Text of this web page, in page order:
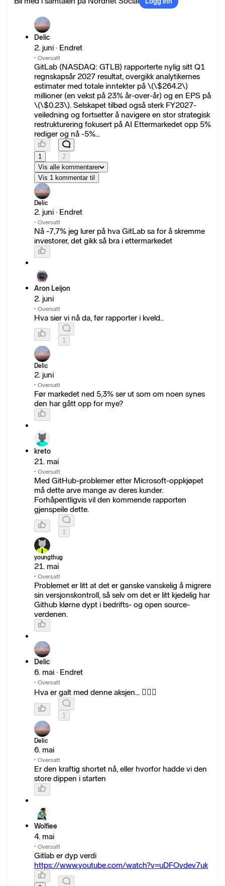
Delic
2. juni · Endret
· Oversatt
GitLab (NASDAQ: GTLB) rapporterte nylig sitt Q1
regnskapsår 2027 resultat, overgikk analytikernes
estimater med totale inntekter på \(\$264.2\)
millioner (en vekst på 23% år-over-år) og en EPS på
\(\$0.23\). Selskapet tilbød også sterk FY2027-
veiledning og fortsetter å navigere en stor strategisk
restrukturering fokusert på AI Ettermarkedet opp 5%
rediger og nå -5%...
1
2
Vis alle kommentarer
Vis 1 kommentar til
Delic
2. juni · Endret
· Oversatt
Nå -7,7% jeg lurer på hva GitLab sa for å skremme
investorer, det gikk så bra i ettermarkedet
Aron Leijon
2. juni
· Oversatt
Hva sier vi nå da, før rapporter i kveld..
1
Delic
2. juni
· Oversatt
Før markedet ned 5,3% ser ut som om noen synes
den har gått opp for mye?
kreto
21. mai
· Oversatt
Med GitHub-problemer etter Microsoft-oppkjøpet
må dette arve mange av deres kunder.
Forhåpentligvis vil den kommende rapporten
gjenspeile dette.
1
youngthug
21. mai
· Oversatt
Problemet er litt at det er ganske vanskelig å migrere
sin versjonskontroll, så selv om det er litt kjedelig har
Github klørne dypt i bedrifts- og open source-
verdenen.
Delic
6. mai · Endret
· Oversatt
Hva er galt med denne aksjen... 🤷🏼‍♂️
1
Delic
6. mai
· Oversatt
Er den kraftig shortet nå, eller hvorfor hadde vi den
store dippen i starten
Wolfiee
4. mai
· Oversatt
Gitlab er dyp verdi
https://www.youtube.com/watch?v=uDFOvdev7uk